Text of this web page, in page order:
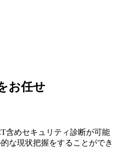
お任せ
含めセキュリティ診断が可能
な現状把握をすることができ